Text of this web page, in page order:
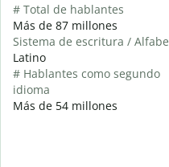
# Total de hablantes
Más de 87 millones
Sistema de escritura /
Latino
# Hablantes como segundo
idioma
Más de 54 millones